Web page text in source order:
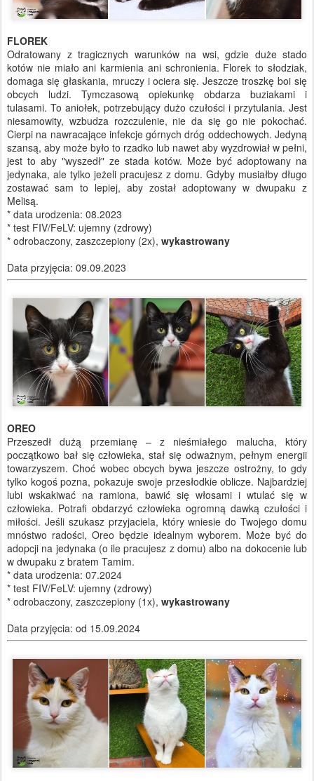
FLOREK
Odratowany z tragicznych warunków na wsi, gdzie duże stado
kotów nie miało ani karmienia ani schronienia. Florek to słodziak,
domaga się głaskania, mruczy i ociera się. Jeszcze troszkę boi się
obcych ludzi. Tymczasową opiekunkę obdarza buziakami i
tulasami. To aniołek, potrzebujący dużo czułości i przytulania. Jest
niesamowity, wzbudza rozczulenie, nie da się go nie pokochać.
Cierpi na nawracające infekcje górnych dróg oddechowych. Jedyną
szansą, aby może było to rzadko lub nawet aby wyzdrowiał w pełni,
jest to aby "wyszedł" ze stada kotów. Może być adoptowany na
jedynaka, ale tylko jeżeli pracujesz z domu. Gdyby musiałby długo
zostawać sam to lepiej, aby został adoptowany w dwupaku z
Melisą.
* data urodzenia: 08.2023
* test FIV/FeLV: ujemny (zdrowy)
* odrobaczony, zaszczepiony (2x), wykastrowany
Data przyjęcia: 09.09.2023
OREO
Przeszedł dużą przemianę – z nieśmiałego malucha, który
początkowo bał się człowieka, stał się odważnym, pełnym energii
towarzyszem. Choć wobec obcych bywa jeszcze ostrożny, to gdy
tylko kogoś pozna, pokazuje swoje przesłodkie oblicze. Najbardziej
lubi wskakiwać na ramiona, bawić się włosami i wtulać się w
człowieka. Potrafi obdarzyć człowieka ogromną dawką czułości i
miłości. Jeśli szukasz przyjaciela, który wniesie do Twojego domu
mnóstwo radości, Oreo będzie idealnym wyborem. Może być do
adopcji na jedynaka (o ile pracujesz z domu) albo na dokocenie lub
w dwupaku z bratem Tamim.
* data urodzenia: 07.2024
* test FIV/FeLV: ujemny (zdrowy)
* odrobaczony, zaszczepiony (1x), wykastrowany
Data przyjęcia: od 15.09.2024